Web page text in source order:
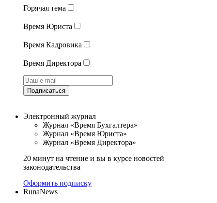
Горячая тема
Время Юриста
Время Кадровика
Время Директора
Подписаться
Электронный журнал
Журнал «Время Бухгалтера»
Журнал «Время Юриста»
Журнал «Время Директора»
20 минут на чтение и вы в курсе новостей
законодательства
Оформить подписку
RunaNews